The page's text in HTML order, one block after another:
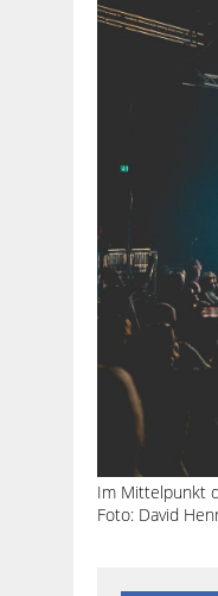
Im Mittelpunkt
Foto: David